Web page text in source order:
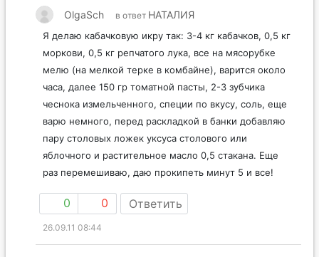
OlgaSch в ответ НАТАЛИЯ
Я делаю кабачковую икру так: 3-4 кг кабачков, 0,5 кг
моркови, 0,5 кг репчатого лука, все на мясорубке
мелю (на мелкой терке в комбайне), варится около
часа, далее 150 гр томатной пасты, 2-3 зубчика
чеснока измельченного, специи по вкусу, соль, еще
варю немного, перед раскладкой в банки добавляю
пару столовых ложек уксуса столового или
яблочного и растительное масло 0,5 стакана. Еще
раз перемешиваю, даю прокипеть минут 5 и все!
0 0 Ответить
26.09.11 08:44